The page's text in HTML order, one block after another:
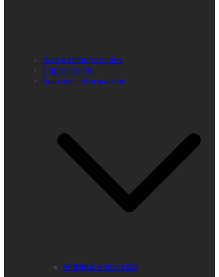
Web e comunicazione
Criptomonete
Soluzioni informatiche
Antivirus e sicurezza